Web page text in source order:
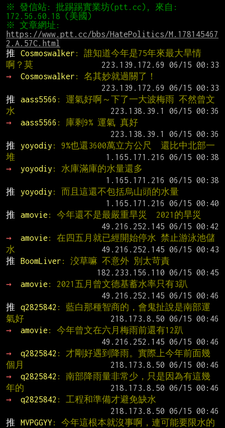
※ 發信站: 批踢踢實業坊(ptt.cc), 來自:
https://www.ptt.cc/bbs/HatePolitics/M.178145467
2.A.57C.html
推
Cosmoswalker : 誰知道今年是75年來最大旱情
啊？莫
→
Cosmoswalker : 名其妙就過關了！
推
aass5566 : 運氣好啊～下了一大波梅雨 不然曾文
水
→
aass5566 : 庫剩9% 運氣 真好
推
yoyodiy : 9%也還3600萬立方公尺  還比中北部一
堆
→
yoyodiy : 水庫滿庫的水量還多
推
yoyodiy : 而且這還不包括烏山頭的水量
推
amovie : 今年還不是最嚴重旱災  2021的旱災
→
amovie : 在四五月就已經開始停水 禁止游泳池儲
水
推
BoomLiver : 洨草嘛 不意外 別太苛責
→
amovie : 2021五月曾文德基蓄水率只有3趴
推
q2825842 : 藍白那種智商的，會鬼扯說是南部運
氣好
→
amovie : 今年曾文在六月梅雨前還有12趴
→
q2825842 : 才剛好遇到降雨。實際上今年前面幾
個月
→
q2825842 : 南部降雨量非常少，只是因為有這幾
年的
→
q2825842 : 工程和準備才避免缺水
推
MVPGGYY : 今年這根本就沒事啊，連可能要限水的